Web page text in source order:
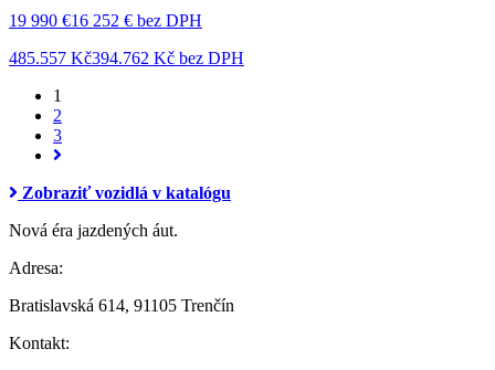
19 990 €16 252 € bez DPH
485.557 Kč394.762 Kč bez DPH
1
2
3
Zobraziť vozidlá v katalógu
Nová éra jazdených áut.
Adresa:
Bratislavská 614, 91105 Trenčín
Kontakt: